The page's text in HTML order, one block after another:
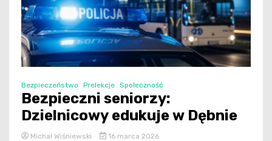
Bezpieczeństwo Prelekcje Społeczność
Bezpieczni seniorzy:
Dzielnicowy edukuje w Dębnie
Michał Wiśniewski 16 marca 2026